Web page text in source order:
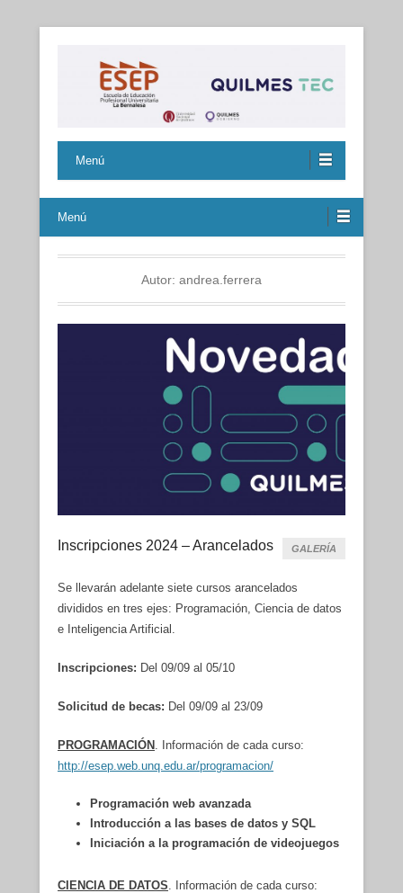
Menú
Menú
Autor: andrea.ferrera
Inscripciones 2024 – Arancelados GALERÍA
Se llevarán adelante siete cursos arancelados
divididos en tres ejes: Programación, Ciencia de datos
e Inteligencia Artificial.
Inscripciones: Del 09/09 al 05/10
Solicitud de becas: Del 09/09 al 23/09
PROGRAMACIÓN
. Información de cada curso:
http://esep.web.unq.edu.ar/programacion/
Programación web avanzada
Introducción a las bases de datos y SQL
Iniciación a la programación de videojuegos
CIENCIA DE DATOS . Información de cada curso: